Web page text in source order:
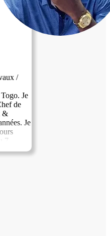
/
Je
de
&
Je
7
cherche